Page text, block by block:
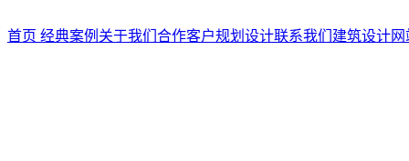
首页 经典案例 关于我们 合作客户规划设计联系我们 建筑设计